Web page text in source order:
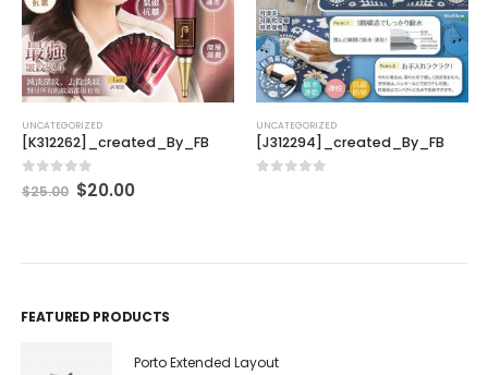
UNCATEGORIZED
[K312262]_created_By_FB
0 out of 5
$25.00 $20.00
UNCATEGORIZED
[J312294]_created_By_FB
FEATURED PRODUCTS
Porto Extended Layout